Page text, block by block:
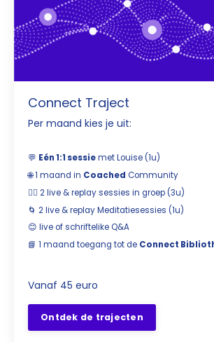
Connect Traject
Per maand kies je uit:
💬 Eén 1:1 sessiemet Louise (1u)
🌐 1 maand in Coached Community
🧘‍♀️ 2 live & replay sessies in groep (3u)
🌀 2 live & replay Meditatiesessies (1u)
😊 live of schriftelike Q&A
📘 1 maand toegang tot de Connect
Vanaf 45 euro
Ontdek de trajecten